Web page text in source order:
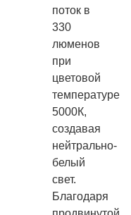
поток в
330
люменов
при
цветовой
температуре
5000К,
создавая
нейтрально-
белый
свет.
Благодаря